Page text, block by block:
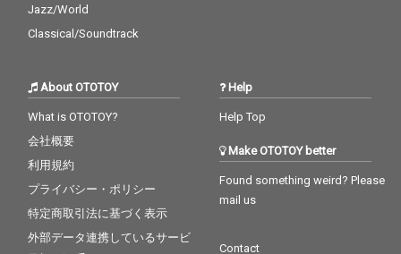
Jazz/World
Classical/Soundtrack
About OTOTOY
What is OTOTOY?
会社概要
利用規約
プライバシー・ポリシー
特定商取引法に基づく表示
外部データ連携しているサービ
Help
Help Top
Make OTOTOY better
Found something weird? Please
mail us
Contact